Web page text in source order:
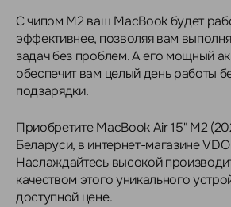
С чипом M2 ваш MacBook будет
эффективнее, позволяя вам
задач без проблем. А его мощный
обеспечит вам целый день работы
подзарядки.
Приобретите MacBook Air 15" M2
Беларуси, в интернет-магазине
Наслаждайтесь высокой
качеством этого уникального
доступной цене.